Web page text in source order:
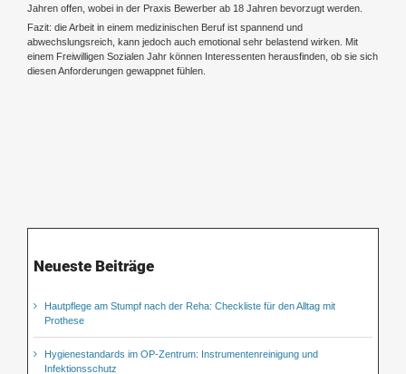
Jahren offen, wobei in der Praxis Bewerber ab 18 Jahren bevorzugt werden.
Fazit: die Arbeit in einem medizinischen Beruf ist spannend und
abwechslungsreich, kann jedoch auch emotional sehr belastend wirken. Mit
einem Freiwilligen Sozialen Jahr können Interessenten herausfinden, ob sie sich
diesen Anforderungen gewappnet fühlen.
Neueste Beiträge
Hautpflege am Stumpf nach der Reha: Checkliste für den Alltag mit
Prothese
Hygienestandards im OP-Zentrum: Instrumentenreinigung und
Infektionsschutz